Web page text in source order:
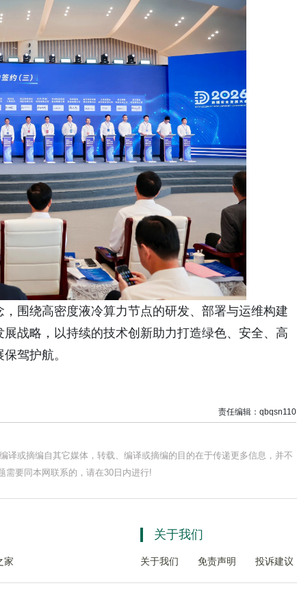
围绕高密度液冷算力节点的研发、部署与运维构建
战略，以持续的技术创新助力打造绿色、安全、高
驾护航。
责任编辑：qbqsn110
译或摘编自其它媒体，转载、编译或摘编的目的在于传递更多信息，并不
需要同本网联系的，请在30日内进行!
家
关于我们
关于我们 免责声明 投诉建议